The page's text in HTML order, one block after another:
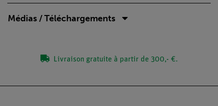
Médias / Téléchargements
Livraison gratuite à partir de 300,- €.